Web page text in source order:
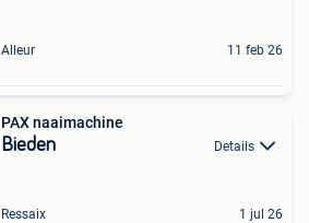
Alleur 11 feb 26
PAX naaimachine
Bieden Details
Ressaix 1 jul 26